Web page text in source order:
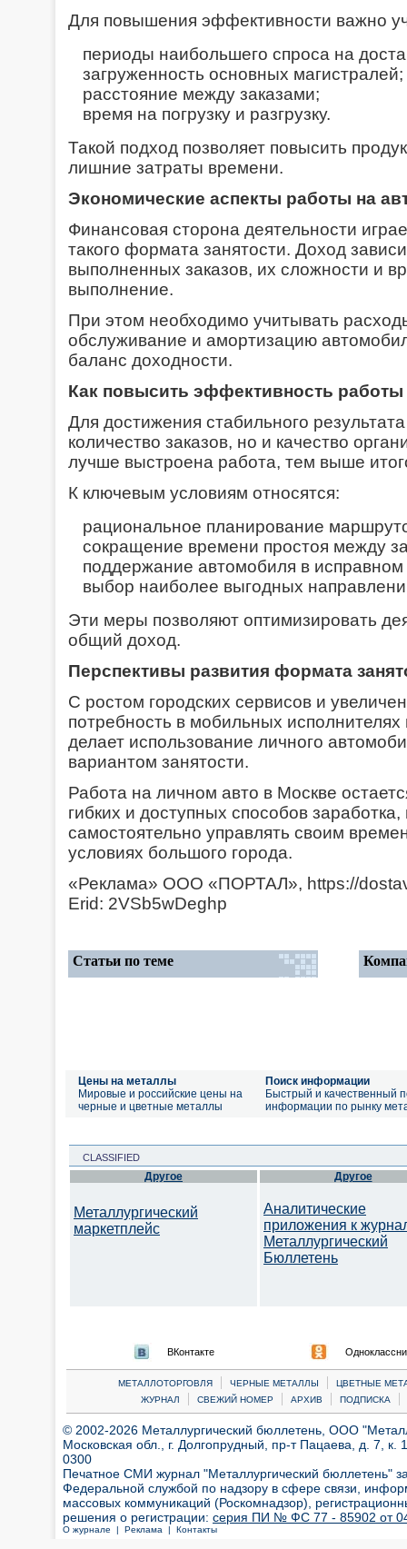
Для повышения эффективности важно
периоды наибольшего спроса на
загруженность основных магистралей;
расстояние между заказами;
время на погрузку и разгрузку.
Такой подход позволяет повысить
лишние затраты времени.
Экономические аспекты работы на
Финансовая сторона деятельности
такого формата занятости. Доход
выполненных заказов, их сложности и
выполнение.
При этом необходимо учитывать
обслуживание и амортизацию
баланс доходности.
Как повысить эффективность работы
Для достижения стабильного
количество заказов, но и качество
лучше выстроена работа, тем выше
К ключевым условиям относятся:
рациональное планирование
сокращение времени простоя между
поддержание автомобиля в исправном
выбор наиболее выгодных
Эти меры позволяют оптимизировать
общий доход.
Перспективы развития формата
С ростом городских сервисов и
потребность в мобильных
делает использование личного
вариантом занятости.
Работа на личном авто в Москве
гибких и доступных способов
самостоятельно управлять своим
условиях большого города.
«Реклама» ООО «ПОРТАЛ», https://
Erid: 2VSb5wDeghp
Статьи по теме
Цены на металлы
Мировые и российские цены на
черные и цветные металлы
Поиск информации
Быстрый и качественный
информации по рынку
CLASSIFIED
Другое
Металлургический
маркетплейс
Другое
Аналитические
приложения к
Металлургический
Бюллетень
ВКонтакте
МЕТАЛЛОТОРГОВЛЯ | ЧЕРНЫЕ МЕТАЛЛЫ |
ЦВЕТНЫЕ
ЖУРНАЛ
| СВЕЖИЙ НОМЕР | АРХИВ | ПОДПИСКА |
© 2002-2026 Металлургический бюллетень, ООО
Московская обл., г. Долгопрудный, пр-т Пацаева, д. 7,
0300
Печатное СМИ журнал "Металлургический бюллетень"
Федеральной службой по надзору в сфере связи,
массовых коммуникаций (Роскомнадзор),
решения о регистрации: серия ПИ № ФС 77 - 85902 от 04
О журнале | Реклама | Контакты